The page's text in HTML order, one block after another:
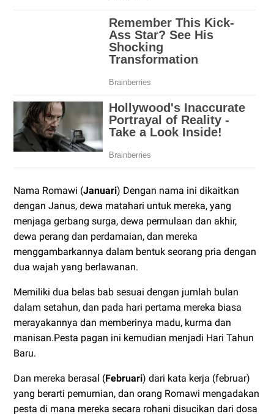
Nama Romawi (Januari) Dengan nama ini dikaitkan
dengan Janus, dewa matahari untuk mereka, yang
menjaga gerbang surga, dewa permulaan dan akhir,
dewa perang dan perdamaian, dan mereka
menggambarkannya dalam bentuk seorang pria dengan
dua wajah yang berlawanan.
Memiliki dua belas bab sesuai dengan jumlah bulan
dalam setahun, dan pada hari pertama mereka biasa
merayakannya dan memberinya madu, kurma dan
manisan.Pesta pagan ini kemudian menjadi Hari Tahun
Baru.
Dan mereka berasal (Februari) dari kata kerja (februar)
yang berarti pemurnian, dan orang Romawi mengadakan
pesta di mana mereka secara rohani disucikan dari dosa